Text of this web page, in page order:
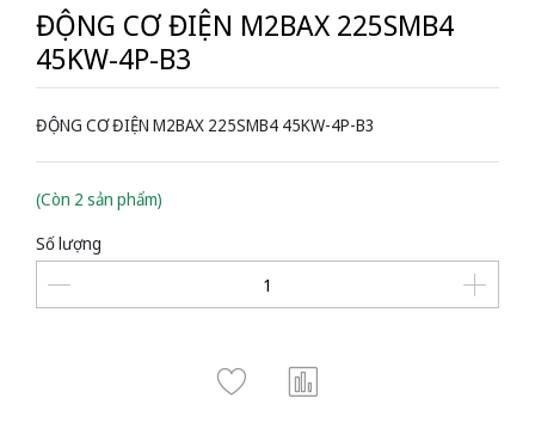
ĐỘNG CƠ ĐIỆN M2BAX 225SMB4
45KW-4P-B3
ĐỘNG CƠ ĐIỆN M2BAX 225SMB4 45KW-4P-B3
(Còn 2 sản phẩm)
Số lượng